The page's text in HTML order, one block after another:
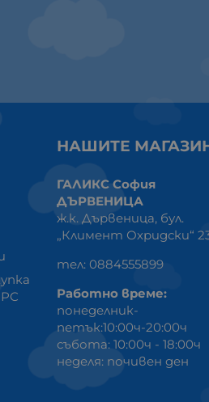
НАШИТЕ
ГАЛИКС София
ДЪРВЕНИЦА
ж.к. Дървеница, бул.
„Климент Охридски“
тел: 0884555899
Работно време:
понеделник-
петък:10:00ч-20:00ч
събота: 10:00ч - 18:00ч
неделя: почивен ден